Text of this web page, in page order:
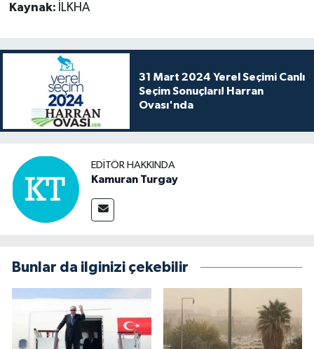
Kaynak: İLKHA
31 Mart 2024 Yerel Seçimi Canlı
Seçim Sonuçları! Harran
Ovası'nda
EDITÖR HAKKINDA
Kamuran Turgay
Bunlar da ilginizi çekebilir